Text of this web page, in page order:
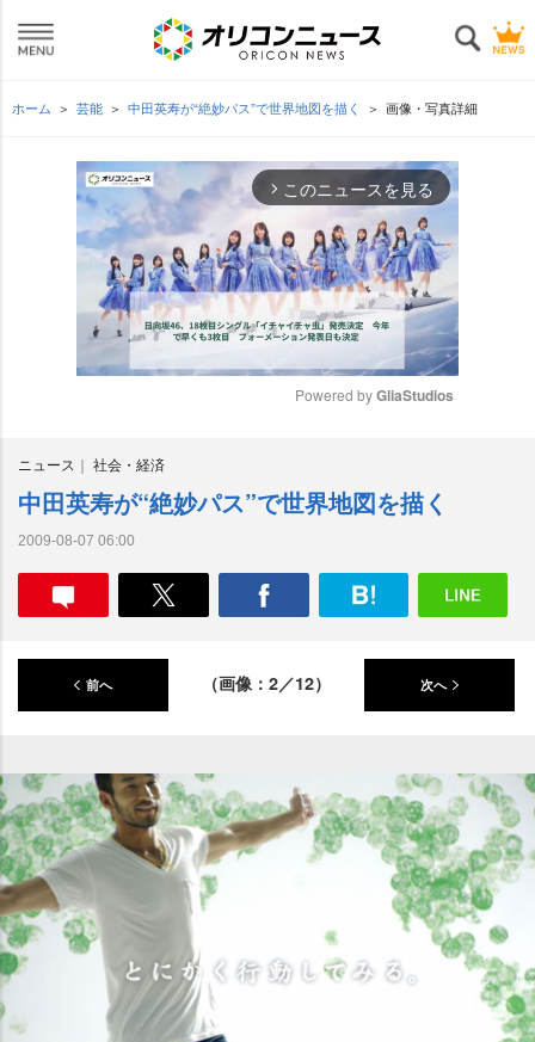
ホーム 芸能 中田英寿が“絶妙パス”で世界地図を描く 画像・写真詳細
arrow_forward_ios このニュースを見る
e
Powered by GliaStudios
ニュース 社会・経済
中田英寿が“絶妙パス”で世界地図を描く
2009-08-07 06:00
前へ （画像：2／12） 次へ